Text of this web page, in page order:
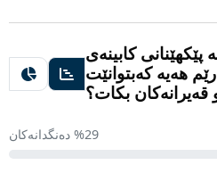
پێکهێنانی کابینەی
هەیە کەبتوانێت
بکات؟
%29 دەنگدانەکان